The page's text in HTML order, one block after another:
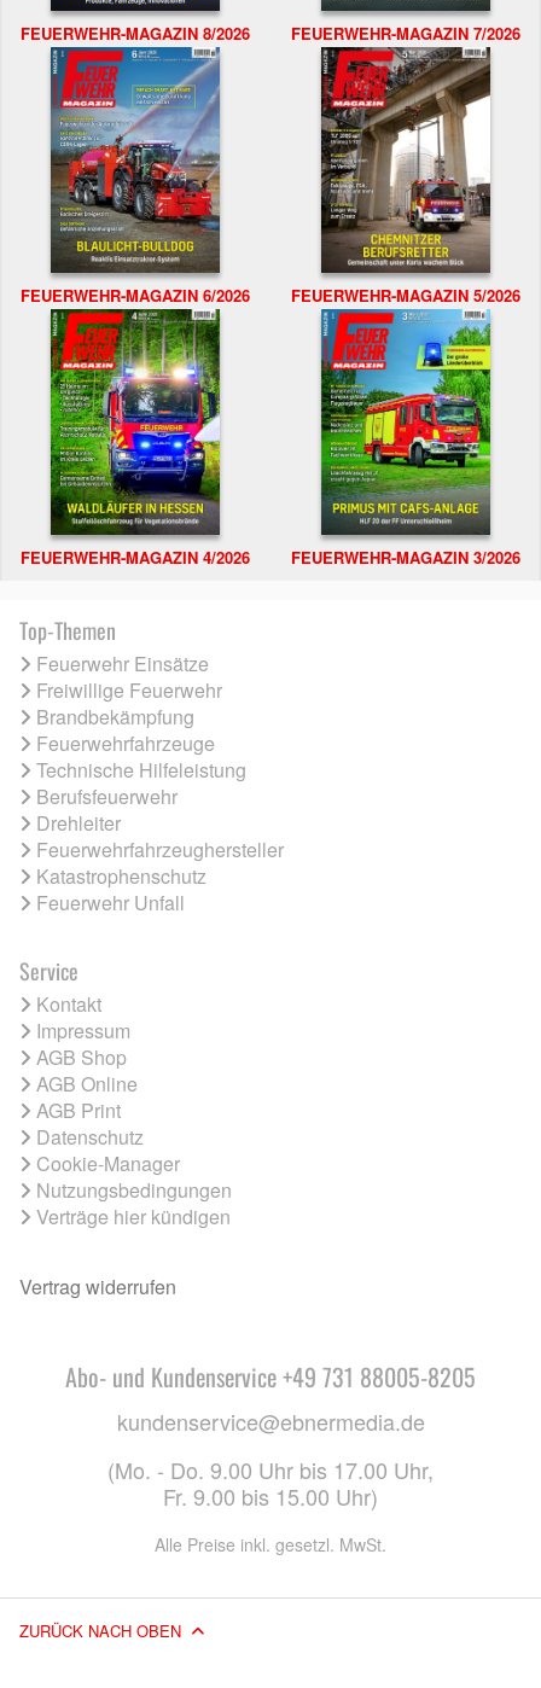
FEUERWEHR-MAGAZIN 8/2026 FEUERWEHR-MAGAZIN 7/2026
FEUERWEHR-MAGAZIN 6/2026 FEUERWEHR-MAGAZIN 5/2026
FEUERWEHR-MAGAZIN 4/2026 FEUERWEHR-MAGAZIN 3/2026
Top-Themen
Feuerwehr Einsätze
Freiwillige Feuerwehr
Brandbekämpfung
Feuerwehrfahrzeuge
Technische Hilfeleistung
Berufsfeuerwehr
Drehleiter
Feuerwehrfahrzeughersteller
Katastrophenschutz
Feuerwehr Unfall
Service
Kontakt
Impressum
AGB Shop
AGB Online
AGB Print
Datenschutz
Cookie-Manager
Nutzungsbedingungen
Verträge hier kündigen
Vertrag widerrufen
Abo- und Kundenservice +49 731 88005-8205
kundenservice@ebnermedia.de
(Mo. - Do. 9.00 Uhr bis 17.00 Uhr,
Fr. 9.00 bis 15.00 Uhr)
Alle Preise inkl. gesetzl. MwSt.
ZURÜCK NACH OBEN